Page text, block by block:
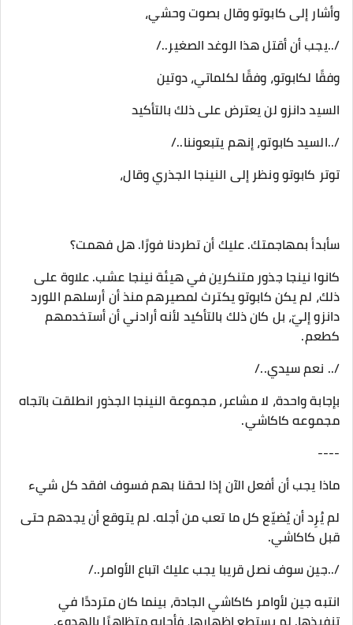
وأشار إلى كابوتو وقال بصوت وحشي،
/..يجب أن أقتل هذا الوغد الصغير../
وفقًا لكابوتو، وفقًا لكلماتي، دوتين
السيد دانزو لن يعترض على ذلك بالتأكيد
/..السيد كابوتو، إنهم يتبعوننا../
توتر كابوتو ونظر إلى النينجا الجذري وقال،
سأبدأ بمهاجمتك. عليك أن تطردنا فورًا. هل فهمت؟
كانوا نينجا جذور متنكرين في هيئة نينجا عشب. علاوة على
ذلك، لم يكن كابوتو يكترث لمصيرهم منذ أن أرسلهم اللورد
دانزو إليّ، بل كان ذلك بالتأكيد لأنه أرادني أن أستخدمهم
كطعم.
/.. نعم سيدي../
بإجابة واحدة، لا مشاعر، مجموعة النينجا الجذور انطلقت باتجاه
مجموعه كاكاشي.
----
ماذا يجب أن أفعل الآن إذا لحقنا بهم فسوف افقد كل شيء
لم يُرِد أن يُضيّع كل ما تعب من أجله. لم يتوقع أن يجدهم حتى
قبل كاكاشي.
/..جين سوف نصل قريبا يجب عليك اتباع الأوامر../
انتبه جين لأوامر كاكاشي الجادة، بينما كان مترددًا في